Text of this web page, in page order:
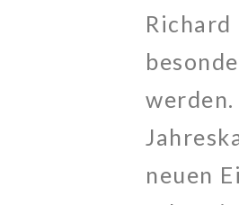
neuen